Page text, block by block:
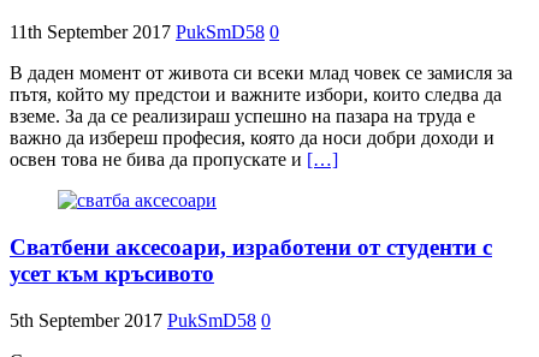
11th September 2017 PukSmD58 0
В даден момент от живота си всеки млад човек се замисля за
пътя, който му предстои и важните избори, които следва да
вземе. За да се реализираш успешно на пазара на труда е
важно да избереш професия, която да носи добри доходи и
освен това не бива да пропускате и […]
Сватбени аксесоари, изработени от студенти с
усет към кръсивото
5th September 2017 PukSmD58 0